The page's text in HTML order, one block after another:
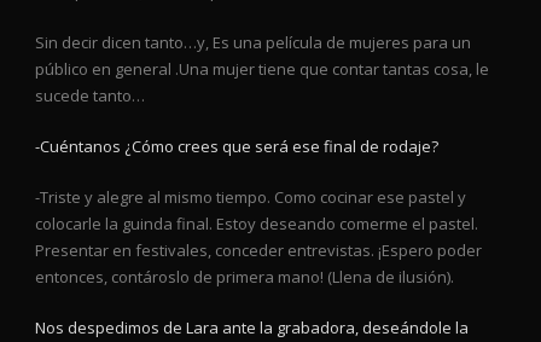
Sin decir dicen tanto…y, Es una película de mujeres para un
público en general .Una mujer tiene que contar tantas cosa, le
sucede tanto…
-Cuéntanos ¿Cómo crees que será ese final de rodaje?
-Triste y alegre al mismo tiempo. Como cocinar ese pastel y
colocarle la guinda final. Estoy deseando comerme el pastel.
Presentar en festivales, conceder entrevistas. ¡Espero poder
entonces, contároslo de primera mano! (Llena de ilusión).
Nos despedimos de Lara ante la grabadora, deseándole la